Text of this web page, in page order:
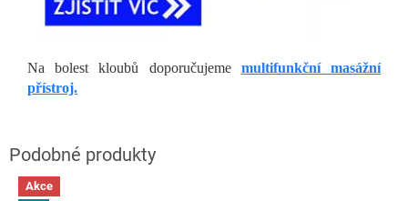
Na bolest kloubů doporučujeme multifunkční masážní
přístroj.
Akce